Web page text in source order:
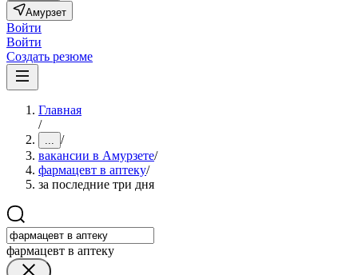
Амурзет
Войти
Войти
Создать резюме
Главная
/
... /
вакансии в Амурзете/
фармацевт в аптеку/
за последние три дня
фармацевт в аптеку